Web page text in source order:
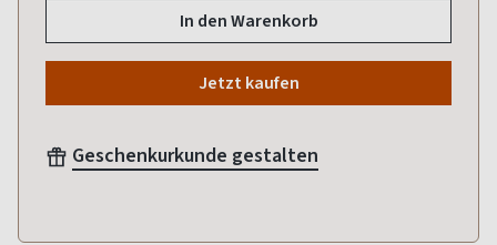
In den Warenkorb
Jetzt kaufen
Geschenkurkunde gestalten